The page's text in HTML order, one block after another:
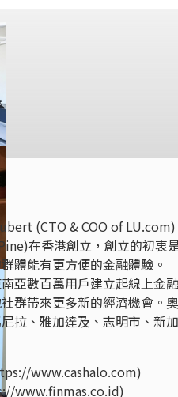
(CTO & COO of
在香港創立，創立的初衷
體能有更方便的金融體驗。
亞數百萬用戶建立起線上金
群帶來更多新的經濟機會。
拉、雅加達及、志明市、新
www.cashalo.com)
www.finmas.co.id)